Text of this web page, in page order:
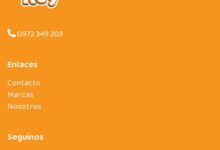
0972 349 203
Enlaces
Contacto
Marcas
Nosotros
Seguinos